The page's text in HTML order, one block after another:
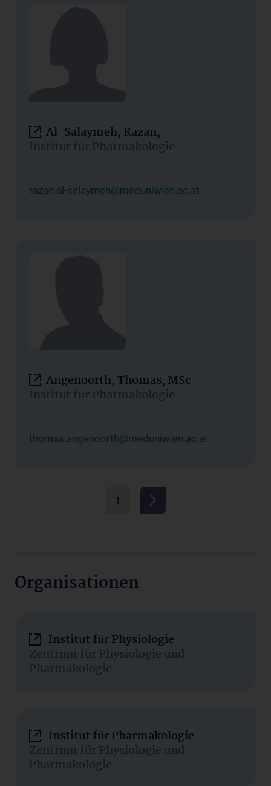
Al-Salaymeh, Razan,
Institut für Pharmakologie
razan.al-salaymeh@meduniwien.ac.at
Angenoorth, Thomas, MSc
Institut für Pharmakologie
thomas.angenoorth@meduniwien.ac.at
1
Organisationen
Institut für Physiologie
Zentrum für Physiologie und
Pharmakologie
Institut für Pharmakologie
Zentrum für Physiologie und
Pharmakologie